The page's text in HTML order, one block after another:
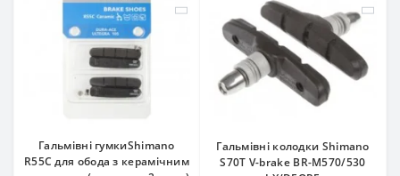
Гальмівні гумкиShimano
R55C для обода з керамічним
Гальмівні колодки Shimano
S70T V-brake BR-M570/530